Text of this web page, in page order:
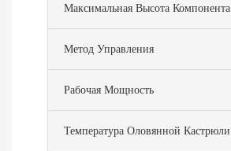
Максимальная Высота Компонента
Метод Управления
Рабочая Мощность
Температура Оловянной Кастрюли